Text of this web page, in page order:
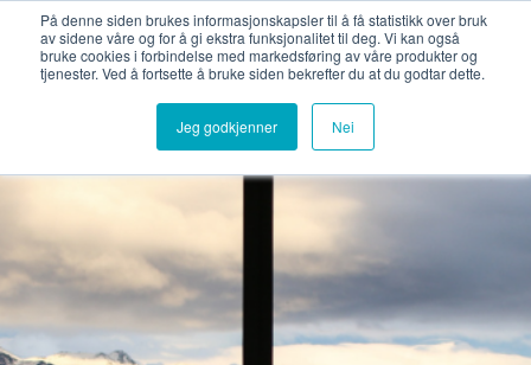
På denne siden brukes informasjonskapsler til å få statistikk over bruk
av sidene våre og for å gi ekstra funksjonalitet til deg. Vi kan også
bruke cookies i forbindelse med markedsføring av våre produkter og
tjenester. Ved å fortsette å bruke siden bekrefter du at du godtar dette.
Jeg godkjenner Nei
Bli medlemsbedriftLogg inn